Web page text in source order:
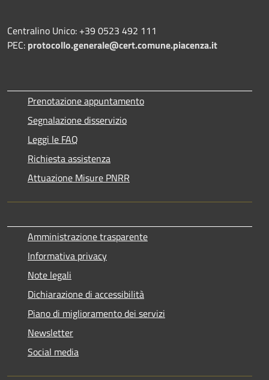
Centralino Unico: +39 0523 492 111
PEC: protocollo.generale@cert.comune.piacenza.it
Prenotazione appuntamento
Segnalazione disservizio
Leggi le FAQ
Richiesta assistenza
Attuazione Misure PNRR
Amministrazione trasparente
Informativa privacy
Note legali
Dichiarazione di accessibilità
Piano di miglioramento dei servizi
Newsletter
Social media